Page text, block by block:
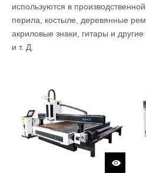
используются в
перила, костыле, деревянные
акриловые знаки, гитары и
и т. Д.